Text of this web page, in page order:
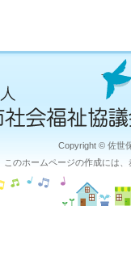
Copyright © 佐世
このホームページの作成には